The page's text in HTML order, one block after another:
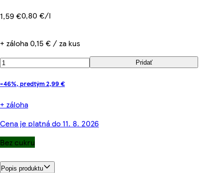
1,59 €0,80 €/l
+ záloha 0,15 € / za kus
Pridať
-46%, predtým 2,99 €
+ záloha
Cena je platná do 11. 8. 2026
Bez cukru
Popis produktu